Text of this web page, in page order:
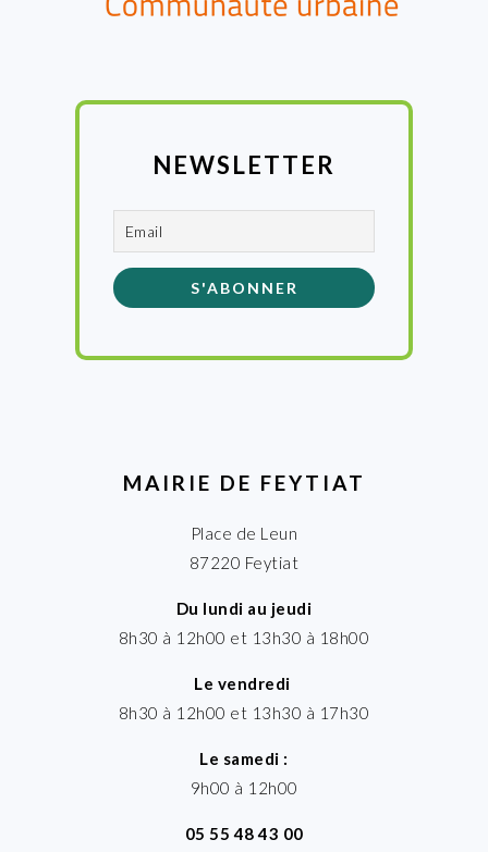
NEWSLETTER
MAIRIE DE FEYTIAT
Place de Leun
87220 Feytiat
Du lundi au jeudi
8h30 à 12h00 et 13h30 à 18h00
Le vendredi
8h30 à 12h00 et 13h30 à 17h30
Le samedi :
9h00 à 12h00
05 55 48 43 00